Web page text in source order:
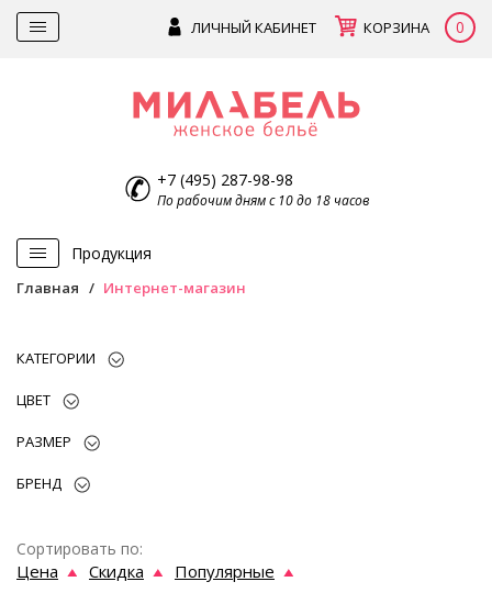
ЛИЧНЫЙ КАБИНЕТ КОРЗИНА 0
+7 (495) 287-98-98
По рабочим дням с 10 до 18 часов
Продукция
Главная Интернет-магазин
КАТЕГОРИИ
ЦВЕТ
РАЗМЕР
БРЕНД
Сортировать по:
Цена Скидка Популярные